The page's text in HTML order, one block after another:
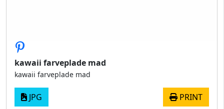
kawaii farveplade mad
kawaii farveplade mad
JPG PRINT